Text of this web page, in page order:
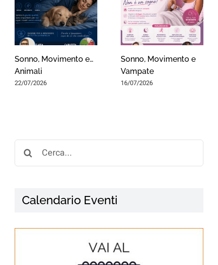
Sonno, Movimento e…
Animali
22/07/2026
Sonno, Movimento e
Vampate
16/07/2026
for:
Calendario Eventi